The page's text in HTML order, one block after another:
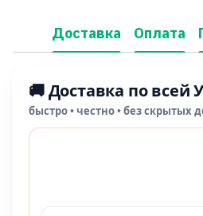
Доставка Оплата
🚚 Доставка по всей
быстро • честно • без скрытых